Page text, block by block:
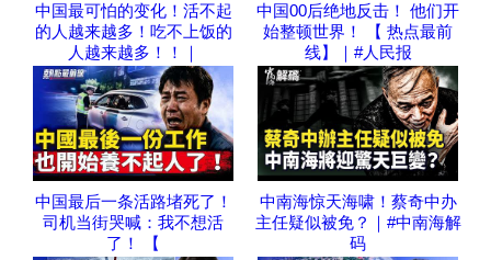
中国最可怕的变化！活不起
的人越来越多！吃不上饭的
人越来越多！！｜
中国00后绝地反击！ 他们开
始整顿世界！ 【 热点最前
线】｜#人民报
中国最后一条活路堵死了！
司机当街哭喊：我不想活
了！ 【
中南海惊天海啸！蔡奇中办
主任疑似被免？｜#中南海解
码